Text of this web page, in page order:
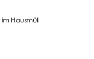
Hausmüll